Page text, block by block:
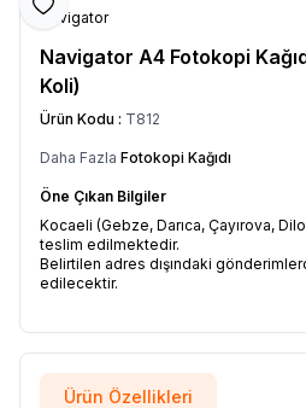
Favoriye Ekle
Navigator
Navigator A4 Fotokopi
Koli)
Ürün Kodu : T812
Daha Fazla Fotokopi Kağıdı
Öne Çıkan Bilgiler
Kocaeli (Gebze, Darıca, Çayırova,
teslim edilmektedir.
Belirtilen adres dışındaki
edilecektir.
Ürün Özellikleri